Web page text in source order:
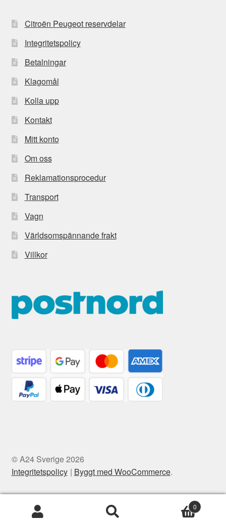
Citroën Peugeot reservdelar
Integritetspolicy
Betalningar
Klagomål
Kolla upp
Kontakt
Mitt konto
Om oss
Reklamationsprocedur
Transport
Vagn
Världsomspännande frakt
Villkor
© A24 Sverige 2026
Integritetspolicy
Byggt med WooCommerce.
0